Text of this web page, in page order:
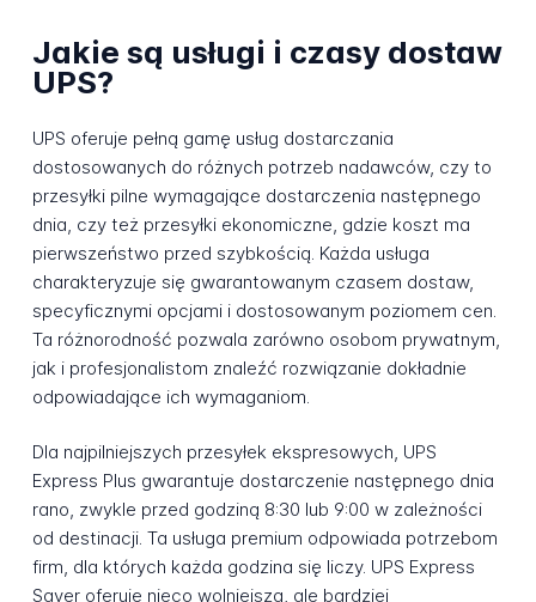
Jakie są usługi i czasy dostaw
UPS?
UPS oferuje pełną gamę usług dostarczania
dostosowanych do różnych potrzeb nadawców, czy to
przesyłki pilne wymagające dostarczenia następnego
dnia, czy też przesyłki ekonomiczne, gdzie koszt ma
pierwszeństwo przed szybkością. Każda usługa
charakteryzuje się gwarantowanym czasem dostaw,
specyficznymi opcjami i dostosowanym poziomem cen.
Ta różnorodność pozwala zarówno osobom prywatnym,
jak i profesjonalistom znaleźć rozwiązanie dokładnie
odpowiadające ich wymaganiom.
Dla najpilniejszych przesyłek ekspresowych, UPS
Express Plus gwarantuje dostarczenie następnego dnia
rano, zwykle przed godziną 8:30 lub 9:00 w zależności
od destinacji. Ta usługa premium odpowiada potrzebom
firm, dla których każda godzina się liczy. UPS Express
Saver oferuje nieco wolniejszą, ale bardziej